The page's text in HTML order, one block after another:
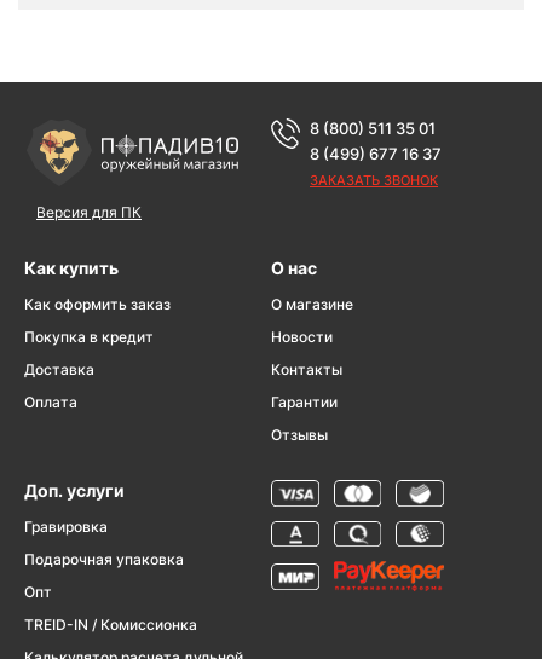
Версия для ПК
8 (800) 511 35 01
8 (499) 677 16 37
ЗАКАЗАТЬ ЗВОНОК
Как купить
Как оформить заказ
Покупка в кредит
Доставка
Оплата
О нас
О магазине
Новости
Контакты
Гарантии
Отзывы
Доп. услуги
Гравировка
Подарочная упаковка
Опт
TREID-IN / Комиссионка